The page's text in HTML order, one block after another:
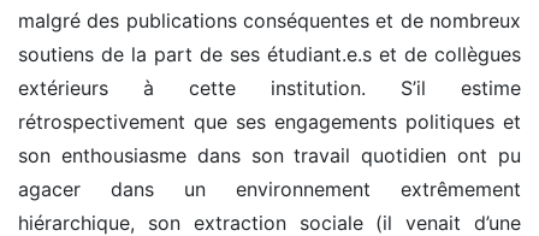
malgré des publications conséquentes et de nombreux
soutiens de la part de ses étudiant.e.s et de collègues
extérieurs à cette institution. S’il estime
rétrospectivement que ses engagements politiques et
son enthousiasme dans son travail quotidien ont pu
agacer dans un environnement extrêmement
hiérarchique, son extraction sociale (il venait d’une